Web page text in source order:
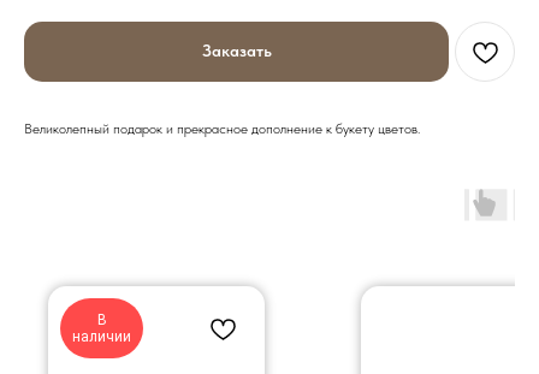
Заказать
Великолепный подарок и прекрасное дополнение к букету цветов.
В
наличии